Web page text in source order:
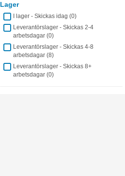
Lager
I lager - Skickas idag (0)
Leverantörslager - Skickas 2-4
arbetsdagar (0)
Leverantörslager - Skickas 4-8
arbetsdagar (8)
Leverantörslager - Skickas 8+
arbetsdagar (0)